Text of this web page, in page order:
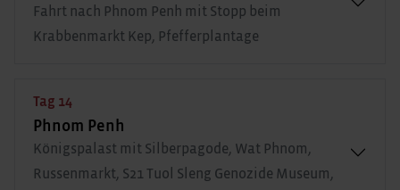
Fahrt nach Phnom Penh mit Stopp beim
Krabbenmarkt Kep, Pfefferplantage
Tag 14
Phnom Penh
Königspalast mit Silberpagode, Wat Phnom,
Russenmarkt, S21 Tuol Sleng Genozide Museum,